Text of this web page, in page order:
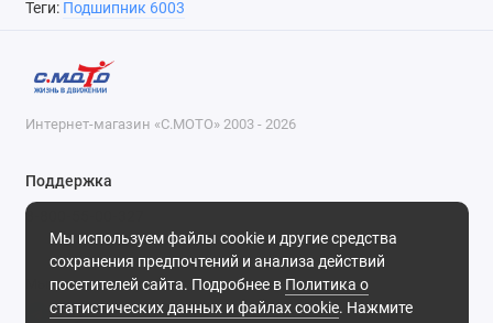
Теги: Подшипник 6003
Мы используем файлы cookie и другие средства
сохранения предпочтений и анализа действий
посетителей сайта. Подробнее в Политика о
статистических данных и файлах cookie. Нажмите
Интернет-магазин «С.МОТО» 2003 - 2026
Поддержка
8-800-55-00-327
Будни, с 09-30 до 18-30
Мы в сети